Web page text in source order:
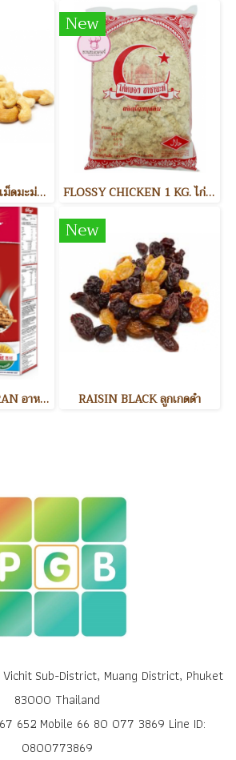
Half Cashew Nuts เม็ดมะม่วงหิมพานต์แบ่งครึ่ง
New
FLOSSY CHICKEN 1 KG. ไก่หยอง
KELLOGG’S ALL BRAN อาหารเช้า
New
RAISIN BLACK ลูกเกดดำ
Sub-District, Muang District, Phuket
83000 Thailand
652 Mobile 66 80 077 3869 Line ID:
0800773869